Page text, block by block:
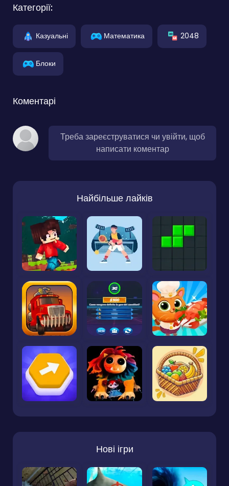
Категорії:
Казуальні Математика 2048
Блоки
Коментарі
Треба зареєструватися чи увійти, щоб
написати коментар
Найбільше лайків
Нові ігри